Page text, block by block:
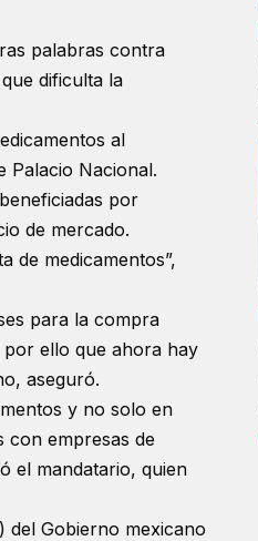
palabras contra
dificulta la
al
Palacio Nacional.
por
de mercado.
de medicamentos”,
para la compra
por ello que ahora hay
aseguró.
y no solo en
con empresas de
el mandatario, quien
del Gobierno mexicano